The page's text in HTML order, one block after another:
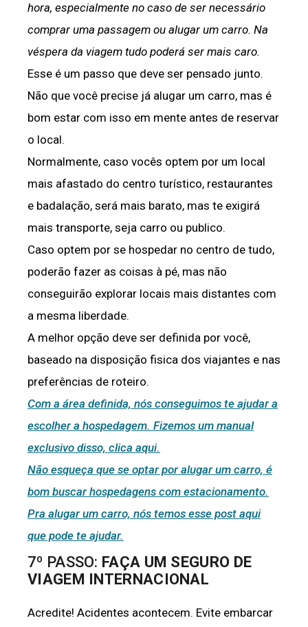
hora, especialmente no caso de ser necessário
comprar uma passagem ou alugar um carro. Na
véspera da viagem tudo poderá ser mais caro.
Esse é um passo que deve ser pensado junto.
Não que você precise já alugar um carro, mas é
bom estar com isso em mente antes de reservar
o local.
Normalmente, caso vocês optem por um local
mais afastado do centro turístico, restaurantes
e badalação, será mais barato, mas te exigirá
mais transporte, seja carro ou publico.
Caso optem por se hospedar no centro de tudo,
poderão fazer as coisas à pé, mas não
conseguirão explorar locais mais distantes com
a mesma liberdade.
A melhor opção deve ser definida por você,
baseado na disposição fisica dos viajantes e nas
preferências de roteiro.
Com a área definida, nós conseguimos te ajudar a
escolher a hospedagem. Fizemos um manual
exclusivo disso, clica aqui.
Não esqueça que se optar por alugar um carro, é
bom buscar hospedagens com estacionamento.
Pra alugar um carro, nós temos esse post aqui
que pode te ajudar.
7º PASSO: FAÇA UM SEGURO DE
VIAGEM INTERNACIONAL
Acredite! Acidentes acontecem. Evite embarcar